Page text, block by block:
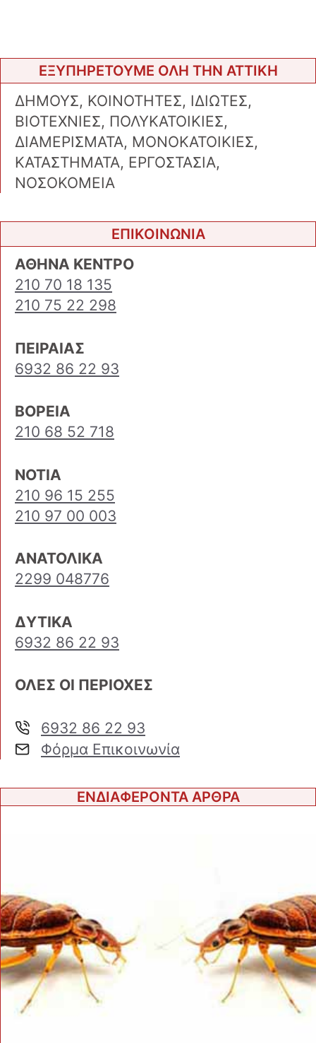
ΕΞΥΠΗΡΕΤΟΥΜΕ ΟΛΗ ΤΗΝ ΑΤΤΙΚΗ
ΔΗΜΟΥΣ, ΚΟΙΝΟΤΗΤΕΣ, ΙΔΙΩΤΕΣ,
ΒΙΟΤΕΧΝΙΕΣ, ΠΟΛΥΚΑΤΟΙΚΙΕΣ,
ΔΙΑΜΕΡΙΣΜΑΤΑ, ΜΟΝΟΚΑΤΟΙΚΙΕΣ,
ΚΑΤΑΣΤΗΜΑΤΑ, ΕΡΓΟΣΤΑΣΙΑ,
ΝΟΣΟΚΟΜΕΙΑ
ΕΠΙΚΟΙΝΩΝΙΑ
ΑΘΗΝΑ ΚΕΝΤΡΟ
210 70 18 135
210 75 22 298
ΠΕΙΡΑΙΑΣ
6932 86 22 93
ΒΟΡΕΙΑ
210 68 52 718
ΝΟΤΙΑ
210 96 15 255
210 97 00 003
ΑΝΑΤΟΛΙΚΑ
2299 048776
ΔΥΤΙΚΑ
6932 86 22 93
ΟΛΕΣ ΟΙ ΠΕΡΙΟΧΕΣ
6932 86 22 93
Φόρμα Επικοινωνία
ΕΝΔΙΑΦΕΡΟΝΤΑ ΑΡΘΡΑ